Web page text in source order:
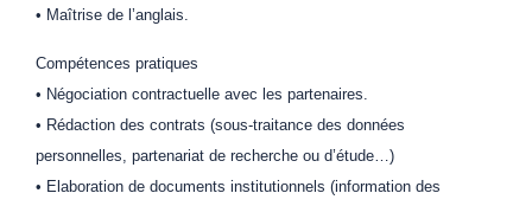
• Maîtrise de l’anglais.
Compétences pratiques
• Négociation contractuelle avec les partenaires.
• Rédaction des contrats (sous-traitance des données
personnelles, partenariat de recherche ou d’étude…)
• Elaboration de documents institutionnels (information des